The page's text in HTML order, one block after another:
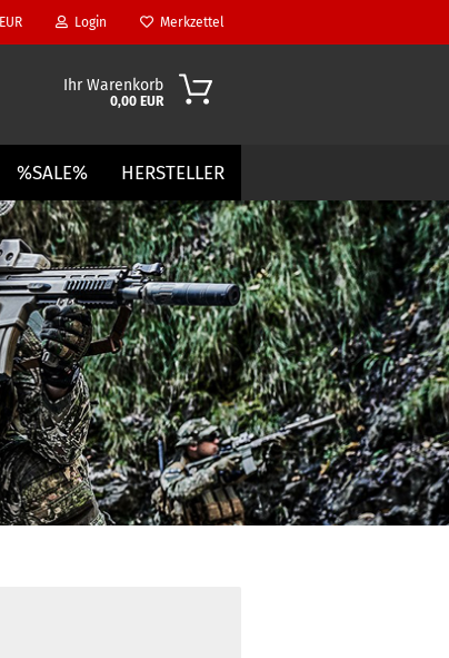
EUR Login Merkzettel
Ihr Warenkorb
0,00 EUR
%SALE% HERSTELLER